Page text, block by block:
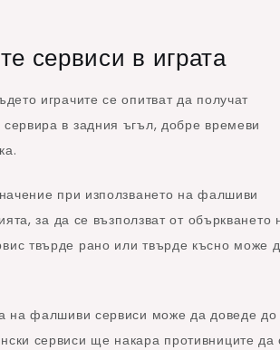
сервиси в играта
играчите се опитват да получат
в задния ъгъл, добре времеви
при използването на фалшиви
за да се възползват от объркването
твърде рано или твърде късно може
на фалшиви сервиси може да доведе до
сервиси ще накара противниците да